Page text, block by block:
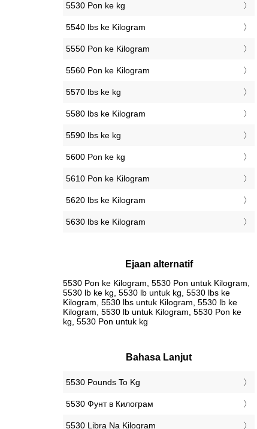
5530 Pon ke kg
5540 lbs ke Kilogram
5550 Pon ke Kilogram
5560 Pon ke Kilogram
5570 lbs ke kg
5580 lbs ke Kilogram
5590 lbs ke kg
5600 Pon ke kg
5610 Pon ke Kilogram
5620 lbs ke Kilogram
5630 lbs ke Kilogram
Ejaan alternatif
5530 Pon ke Kilogram, 5530 Pon untuk Kilogram,
5530 lb ke kg, 5530 lb untuk kg, 5530 lbs ke
Kilogram, 5530 lbs untuk Kilogram, 5530 lb ke
Kilogram, 5530 lb untuk Kilogram, 5530 Pon ke
kg, 5530 Pon untuk kg
Bahasa Lanjut
‎5530 Pounds To Kg
‎5530 Фунт в Килограм
‎5530 Libra Na Kilogram